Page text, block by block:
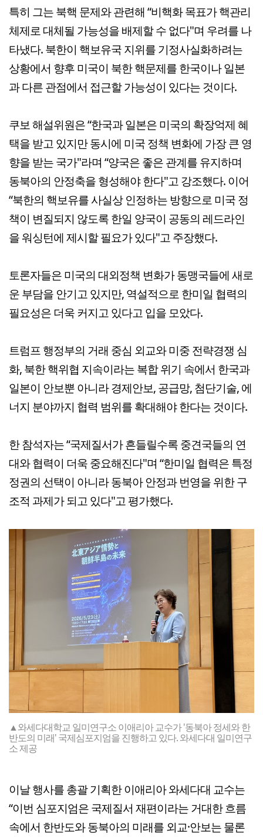
특히 그는 북핵 문제와 관련해 “비핵화 목표가 핵관리
체제로 대체될 가능성을 배제할 수 없다"며 우려를 나
타냈다. 북한이 핵보유국 지위를 기정사실화하려는
상황에서 향후 미국이 북한 핵문제를 한국이나 일본
과 다른 관점에서 접근할 가능성이 있다는 것이다.
쿠보 해설위원은 “한국과 일본은 미국의 확장억제 혜
택을 받고 있지만 동시에 미국 정책 변화에 가장 큰 영
향을 받는 국가"라며 “양국은 좋은 관계를 유지하며
동북아의 안정축을 형성해야 한다"고 강조했다. 이어
“북한의 핵보유를 사실상 인정하는 방향으로 미국 정
책이 변질되지 않도록 한일 양국이 공동의 레드라인
을 워싱턴에 제시할 필요가 있다"고 주장했다.
토론자들은 미국의 대외정책 변화가 동맹국들에 새로
운 부담을 안기고 있지만, 역설적으로 한미일 협력의
필요성은 더욱 커지고 있다고 입을 모았다.
트럼프 행정부의 거래 중심 외교와 미중 전략경쟁 심
화, 북한 핵위협 지속이라는 복합 위기 속에서 한국과
일본이 안보뿐 아니라 경제안보, 공급망, 첨단기술, 에
너지 분야까지 협력 범위를 확대해야 한다는 것이다.
한 참석자는 “국제질서가 흔들릴수록 중견국들의 연
대와 협력이 더욱 중요해진다"며 “한미일 협력은 특정
정권의 선택이 아니라 동북아 안정과 번영을 위한 구
조적 과제가 되고 있다"고 평가했다.
▲와세다대학교 일미연구소 이애리아 교수가 '동북아 정세와 한
반도의 미래' 국제심포지엄을 진행하고 있다. 와세다대 일미연구
소 제공
이날 행사를 총괄 기획한 이애리아 와세다대 교수는
“이번 심포지엄은 국제질서 재편이라는 거대한 흐름
속에서 한반도와 동북아의 미래를 외교·안보는 물론